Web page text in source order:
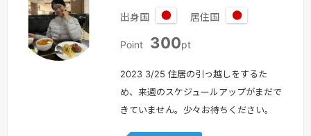
アの…続きを見る »
出身国
本
居住国
Point 300pt
2023 3/25 住居の引っ越しをするた
め、来週のスケジュールアップがまだで
きていません。少々お待ちください。